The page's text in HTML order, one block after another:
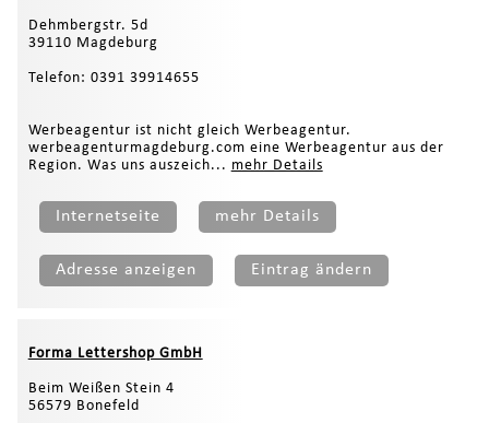
Dehmbergstr. 5d
39110 Magdeburg
Telefon: 0391 39914655
Werbeagentur ist nicht gleich Werbeagentur.
werbeagenturmagdeburg.com eine Werbeagentur aus der
Region. Was uns auszeich... mehr Details
Internetseite mehr Details
Adresse anzeigen Eintrag ändern
Forma Lettershop GmbH
Beim Weißen Stein 4
56579 Bonefeld